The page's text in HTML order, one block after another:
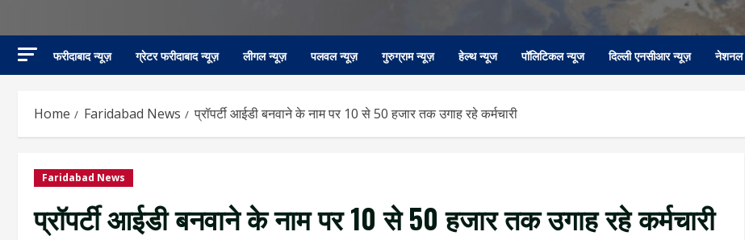
फरीदाबाद न्यूज़ ग्रेटर फरीदाबाद न्यूज़ लीगल न्यूज़ पलवल न्यूज़ गुरुग्राम न्यूज़ हेल्थ न्यूज पॉलिटिकल न्यूज दिल्ली एनसीआर न्यूज़ नेशनल
Home Faridabad News प्रॉपर्टी आईडी बनवाने के नाम पर 10 से 50 हजार तक उगाह रहे कर्मचारी
Faridabad News
प्रॉपर्टी आईडी बनवाने के नाम पर 10 से 50 हजार तक उगाह रहे कर्मचारी